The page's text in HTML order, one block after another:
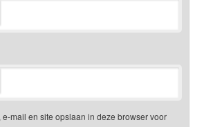
e-mail en site opslaan in deze browser voor